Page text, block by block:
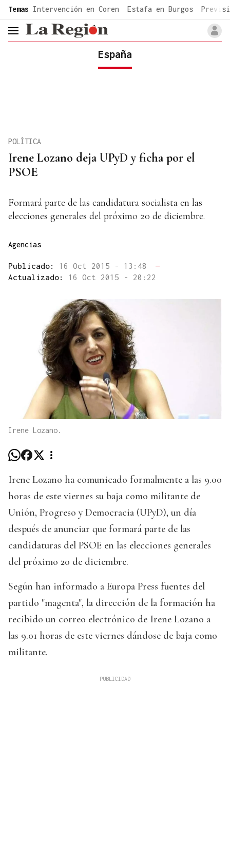
common.go-to-content
Temas Intervención en Coren Estafa en Burgos
header.menu.open
España
Irene Lozano deja UPyD y ficha por el
PSOE
POLÍTICA
Formará parte de las candidatura socialista en las
elecciones generales del próximo 20 de diciembre.
Agencias
Publicado: 16 Oct 2015 - 13:48
—
Actualizado: 16 Oct 2015 - 20:22
Irene Lozano.
Irene Lozano ha comunicado formalmente a las 9.00
horas de este viernes su baja como militante de
Unión, Progreso y Democracia (UPyD), un día
después de anunciar que formará parte de las
candidaturas del PSOE en las elecciones generales
del próximo 20 de diciembre.
Según han informado a Europa Press fuentes del
partido "magenta", la dirección de la formación ha
recibido un correo electrónico de Irene Lozano a
las 9.01 horas de este viernes dándose de baja como
militante.